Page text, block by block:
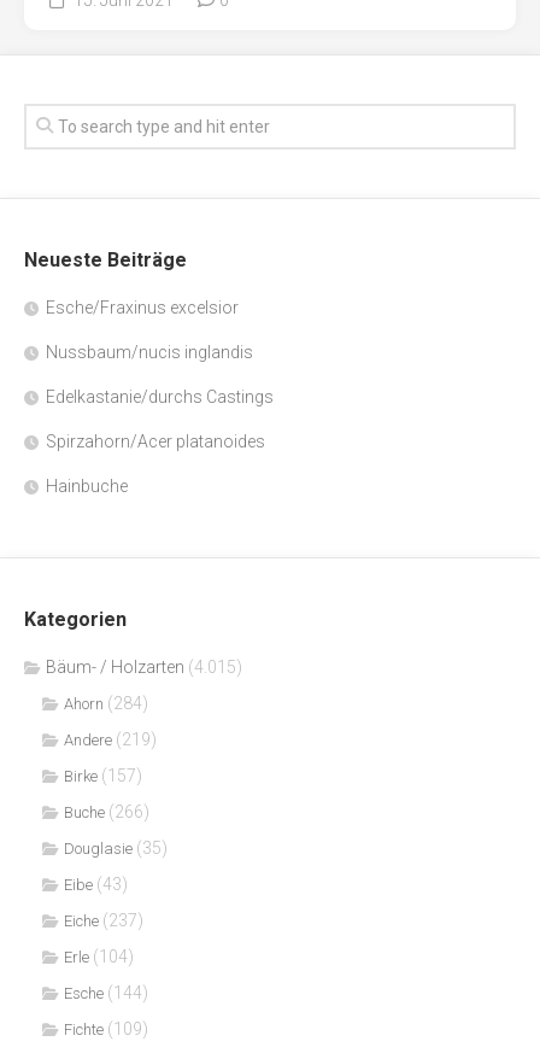
Neueste Beiträge
Esche/Fraxinus excelsior
Nussbaum/nucis inglandis
Edelkastanie/durchs Castings
Spirzahorn/Acer platanoides
Hainbuche
Kategorien
Bäum- / Holzarten (4.015)
Ahorn (284)
Andere (219)
Birke (157)
Buche (266)
Douglasie (35)
Eibe (43)
Eiche (237)
Erle (104)
Esche (144)
Fichte (109)